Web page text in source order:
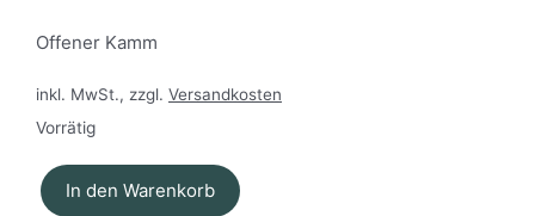
Offener Kamm
inkl. MwSt., zzgl. Versandkosten
Vorrätig
MÜHLE
In den Warenkorb